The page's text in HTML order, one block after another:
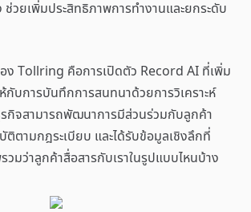
วยเพิ่มประสิทธิภาพการทำงานและยกระดับ
ง Tollring คือการเปิดตัว Record AI ที่เพิ่ม
กับการบันทึกการสนทนาด้วยการวิเคราะห์
รกิจสามารถพัฒนาการมีส่วนร่วมกับลูกค้า
ติตามกฎระเบียบ และได้รับข้อมูลเชิงลึกที่
วมว่าลูกค้าสื่อสารกับเราในรูปแบบไหนบ้าง